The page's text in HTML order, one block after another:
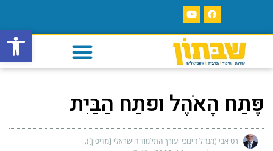
פתח
פֶּתַח הָאֹהֶל ופתַח הַבַּיִת
רט אבי (מנהל חינוכי ועורך התלמוד הישראלי [מדיסון])